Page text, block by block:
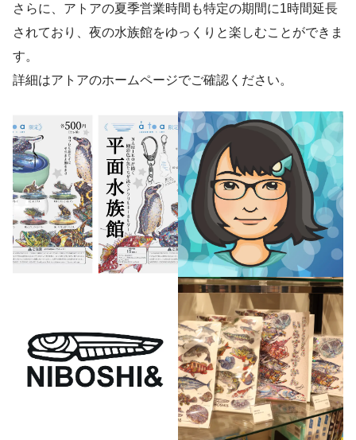
さらに、アトアの夏季営業時間も特定の期間に1時間延長
されており、夜の水族館をゆっくりと楽しむことができま
す。
詳細はアトアのホームページでご確認ください。